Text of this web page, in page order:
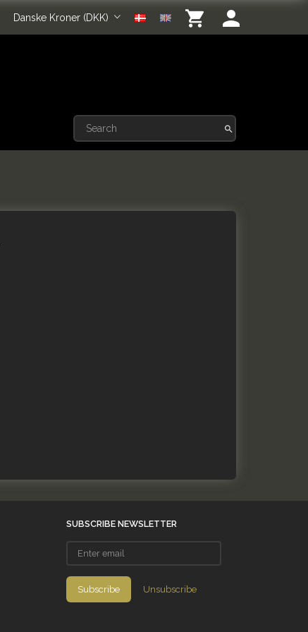
Danske Kroner (DKK)
SUBSCRIBE NEWSLETTER
email
Subscribe Unsubscribe